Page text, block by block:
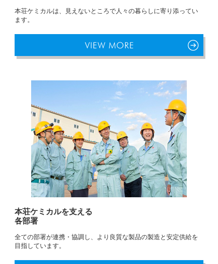
本荘ケミカルは、見えないところで人々の暮らしに寄り添ってい
ます。
本荘ケミカルを支える
各部署
全ての部署が連携・協調し、より良質な製品の製造と安定供給を
目指しています。